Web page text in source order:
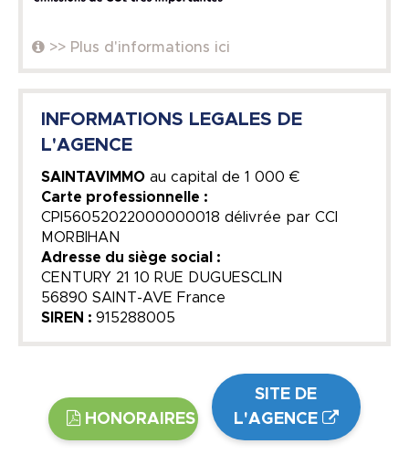
>> Plus d'informations ici
INFORMATIONS LEGALES DE
L'AGENCE
SAINTAVIMMO au capital de 1 000 €
Carte professionnelle :
CPI56052022000000018 délivrée par CCI
MORBIHAN
Adresse du siège social :
CENTURY 21 10 RUE DUGUESCLIN
56890 SAINT-AVE France
SIREN : 915288005
HONORAIRES
SITE DE
L'AGENCE